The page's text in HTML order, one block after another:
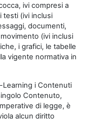
ivi compresi a
testi (ivi inclusi
documenti,
(ivi inclusi
i grafici, le tabelle
vigente normativa in
i Contenuti
Contenuto,
di legge, è
alcun diritto